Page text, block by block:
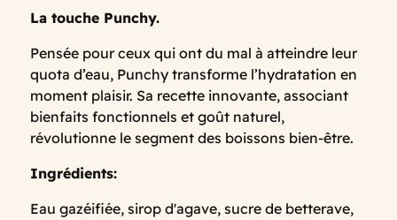
La touche Punchy.
Pensée pour ceux qui ont du mal à atteindre leur
quota d’eau, Punchy transforme l’hydratation en
moment plaisir. Sa recette innovante, associant
bienfaits fonctionnels et goût naturel,
révolutionne le segment des boissons bien-être.
Ingrédients:
Eau gazéifiée, sirop d'agave, sucre de betterave,